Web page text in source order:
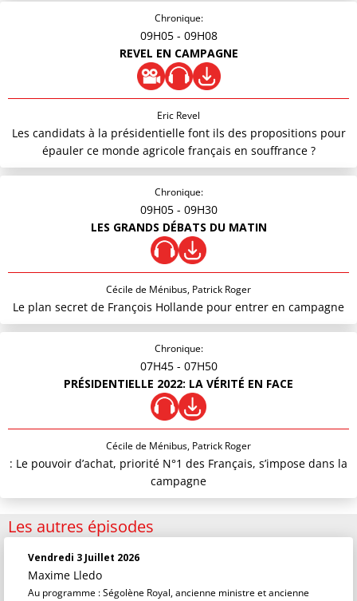
Chronique:
09H05 - 09H08
REVEL EN CAMPAGNE
Eric Revel
Les candidats à la présidentielle font ils des propositions pour
épauler ce monde agricole français en souffrance ?
Chronique:
09H05 - 09H30
LES GRANDS DÉBATS DU MATIN
Cécile de Ménibus, Patrick Roger
Le plan secret de François Hollande pour entrer en campagne
Chronique:
07H45 - 07H50
PRÉSIDENTIELLE 2022: LA VÉRITÉ EN FACE
Cécile de Ménibus, Patrick Roger
: Le pouvoir d’achat, priorité N°1 des Français, s’impose dans la
campagne
Les autres épisodes
Vendredi 3 Juillet 2026
Maxime Lledo
Au programme : Ségolène Royal, ancienne ministre et ancienne